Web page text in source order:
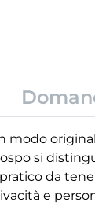
modo
si
da
e